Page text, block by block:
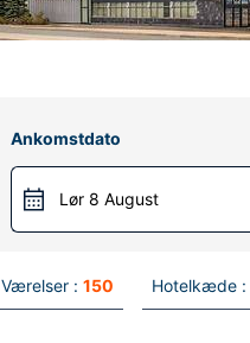
Ankomstdato
Lør 8 August
Værelser : 150 Hotelkæde :